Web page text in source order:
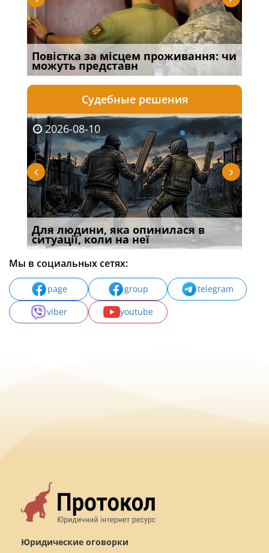
Повістка за місцем проживання: чи
можуть представн
Судебные решения
2026-08-10
Для людини, яка опинилася в
ситуації, коли на неї
Мы в социальных сетях:
page group
telegram
viber
youtube
Юридические оговорки